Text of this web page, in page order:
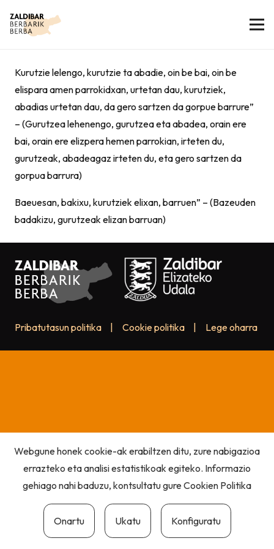
Kurutzie lelengo, kurutzie ta abadie, oin be bai, oin be
elispara amen parrokidxan, urtetan dau, kurutziek,
abadias urtetan dau, da gero sartzen da gorpue barrure”
– (Gurutzea lehenengo, gurutzea eta abadea, orain ere
bai, orain ere elizpera hemen parrokian, irteten du,
gurutzeak, abadeagaz irteten du, eta gero sartzen da
gorpua barrura)
Baeuesan, bakixu, kurutziek elixan, barruen” – (Bazeuden
badakizu, gurutzeak elizan barruan)
Pribatutasun politika Cookie politika Lege oharra
Webgune honek cookie-ak erabiltzen ditu, zure nabigazioa
errazteko eta analisi estatistikoak egiteko. Informazio
gehiago nahi baduzu, kontsultatu gureCookien Politika
Onartu Ukatu Konfiguratu